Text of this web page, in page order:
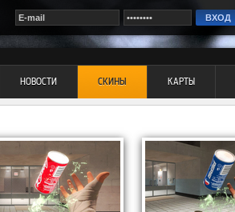
НОВОСТИ СКИНЫ КАРТЫ